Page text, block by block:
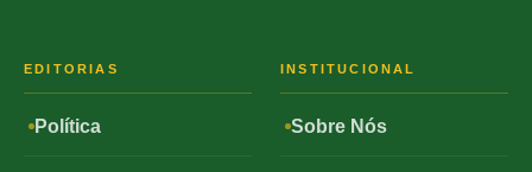
EDITORIAS
Política
INSTITUCIONAL
Sobre Nós